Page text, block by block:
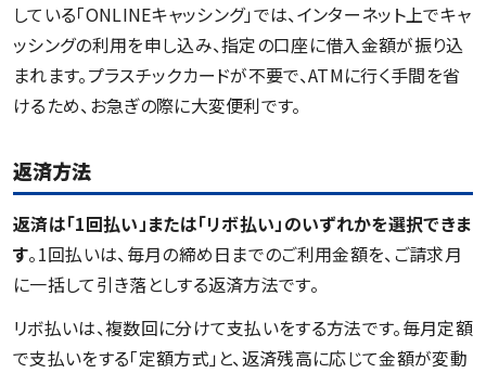
している「ONLINEキャッシング」では、インターネット上でキャ
ッシングの利用を申し込み、指定の口座に借入金額が振り込
まれます。プラスチックカードが不要で、ATMに行く手間を省
けるため、お急ぎの際に大変便利です。
返済方法
返済は「1回払い」または「リボ払い」のいずれかを選択できま
す。1回払いは、毎月の締め日までのご利用金額を、ご請求月
に一括して引き落としする返済方法です。
リボ払いは、複数回に分けて支払いをする方法です。毎月定額
で支払いをする「定額方式」と、返済残高に応じて金額が変動